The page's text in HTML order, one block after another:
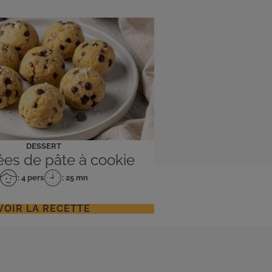
DESSERT
de pâte à cookie
Nombre
: 4 pers
Temps
préparation
: 25 mn
LA RECETTE